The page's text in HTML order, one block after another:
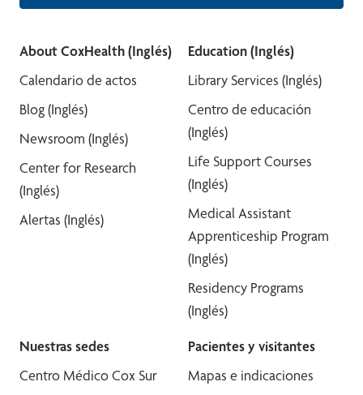
About CoxHealth (Inglés)
Calendario de actos
Blog (Inglés)
Newsroom (Inglés)
Center for Research
(Inglés)
Alertas (Inglés)
Education (Inglés)
Library Services (Inglés)
Centro de educación
(Inglés)
Life Support Courses
(Inglés)
Medical Assistant
Apprenticeship Program
(Inglés)
Residency Programs
(Inglés)
Nuestras sedes
Centro Médico Cox Sur
Pacientes y visitantes
Mapas e indicaciones